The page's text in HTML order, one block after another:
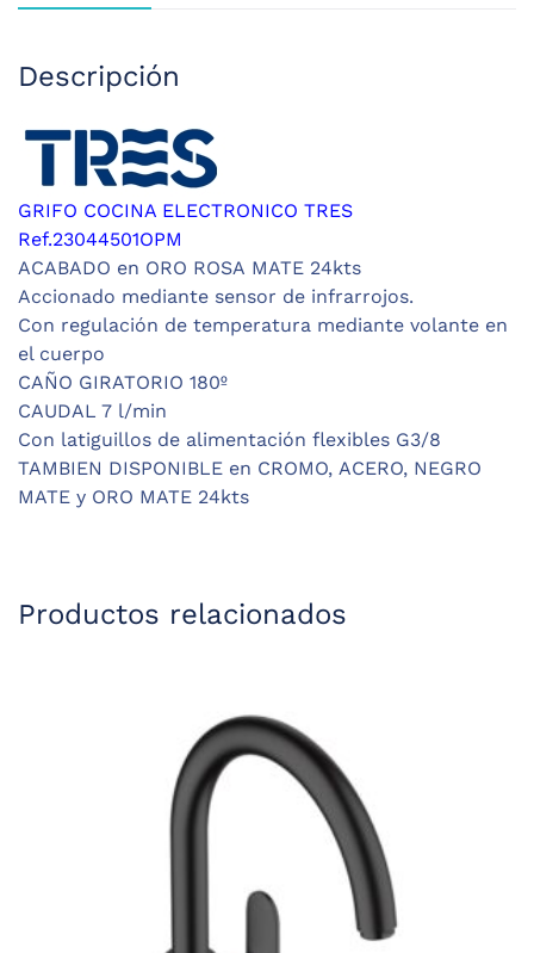
Descripción
GRIFO COCINA ELECTRONICO TRES
Ref.23044501OPM
ACABADO en ORO ROSA MATE 24kts
Accionado mediante sensor de infrarrojos.
Con regulación de temperatura mediante volante en
el cuerpo
CAÑO GIRATORIO 180º
CAUDAL 7 l/min
Con latiguillos de alimentación flexibles G3/8
TAMBIEN DISPONIBLE en CROMO, ACERO, NEGRO
MATE y ORO MATE 24kts
Productos relacionados